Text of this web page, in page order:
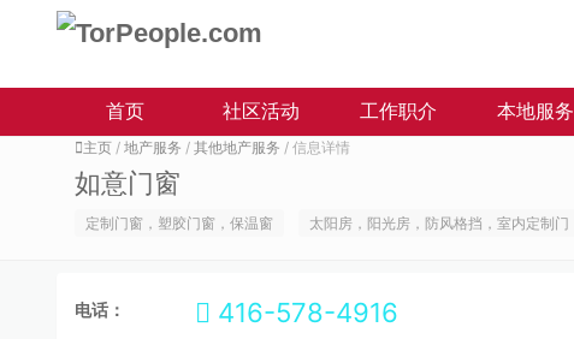
首页 社区活动 工作职介 本地服务
主页 / 地产服务 / 其他地产服务 / 信息详情
如意门窗
定制门窗，塑胶门窗，保温窗 太阳房，阳光房，防风格挡，室内定制门
电话： 416-578-4916